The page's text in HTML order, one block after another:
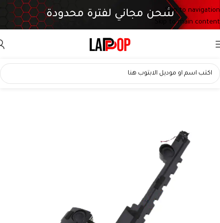
Skip to navigation
Skip to main content
شحن مجاني لفترة محدودة